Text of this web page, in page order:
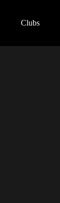
Clubs